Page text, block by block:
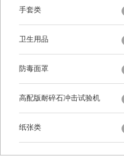
手套类
卫生用品
防毒面罩
高配版耐碎石冲击试验机
纸张类